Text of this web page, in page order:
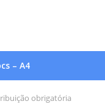
– A4
obrigatória